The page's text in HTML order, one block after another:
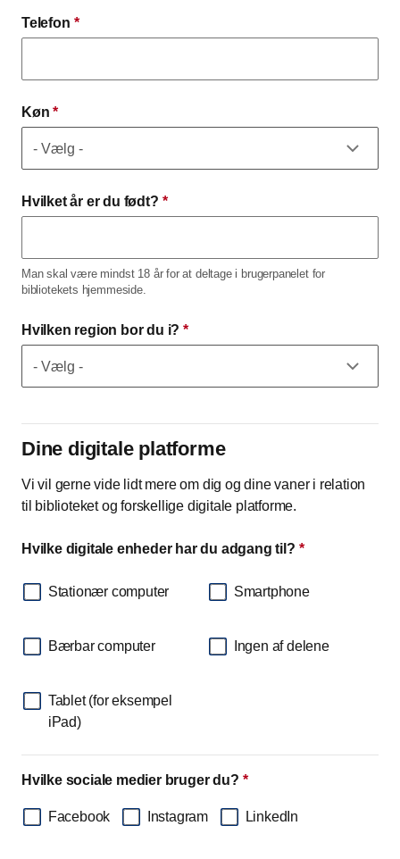
Telefon *
Køn *
Hvilket år er du født? *
Man skal være mindst 18 år for at deltage i brugerpanelet for
bibliotekets hjemmeside.
Hvilken region bor du i? *
Dine digitale platforme
Vi vil gerne vide lidt mere om dig og dine vaner i relation
til biblioteket og forskellige digitale platforme.
Hvilke digitale enheder har du adgang til? *
Stationær computer
Bærbar computer
Tablet (for eksempel
iPad)
Smartphone
Ingen af delene
Hvilke sociale medier bruger du? *
Facebook Instagram LinkedIn